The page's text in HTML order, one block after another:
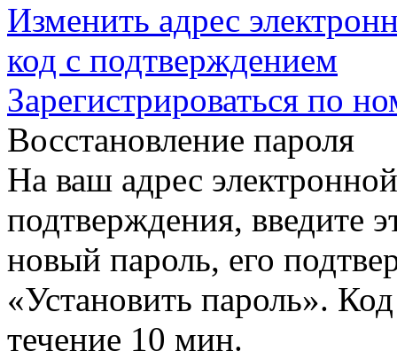
Изменить адрес
код с подтверждением
Зарегистрироваться по
Восстановление пароля
На ваш адрес
подтверждения, введите
новый пароль, его
«Установить пароль».
течение 10 мин.